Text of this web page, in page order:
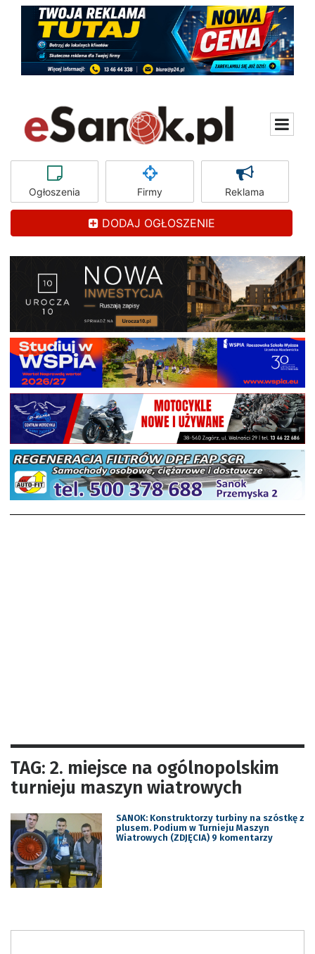
Ogłoszenia Firmy Reklama
DODAJ OGŁOSZENIE
TAG: 2. miejsce na ogólnopolskim
turnieju maszyn wiatrowych
SANOK: Konstruktorzy turbiny na szóstkę z
plusem. Podium w Turnieju Maszyn
Wiatrowych (ZDJĘCIA) 9 komentarzy